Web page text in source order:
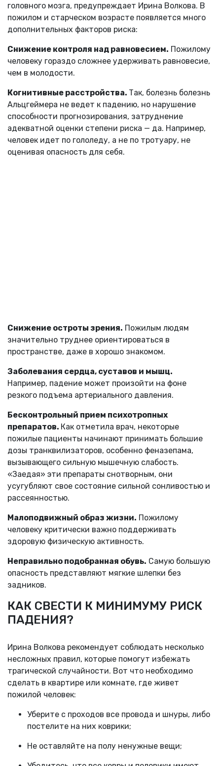
головного мозга, предупреждает Ирина Волкова. В
пожилом и старческом возрасте появляется много
дополнительных факторов риска:
Снижение контроля над равновесием. Пожилому
человеку гораздо сложнее удерживать равновесие,
чем в молодости.
Когнитивные расстройства. Так, болезнь болезнь
Альцгеймера не ведет к падению, но нарушение
способности прогнозирования, затруднение
адекватной оценки степени риска — да. Например,
человек идет по гололеду, а не по тротуару, не
оценивая опасность для себя.
Снижение остроты зрения. Пожилым людям
значительно труднее ориентироваться в
пространстве, даже в хорошо знакомом.
Заболевания сердца, суставов и мышц.
Например, падение может произойти на фоне
резкого подъема артериального давления.
Бесконтрольный прием психотропных
препаратов. Как отметила врач, некоторые
пожилые пациенты начинают принимать большие
дозы транквилизаторов, особенно феназепама,
вызывающего сильную мышечную слабость.
«Заедая» эти препараты снотворным, они
усугубляют свое состояние сильной сонливостью и
рассеянностью.
Малоподвижный образ жизни. Пожилому
человеку критически важно поддерживать
здоровую физическую активность.
Неправильно подобранная обувь. Самую большую
опасность представляют мягкие шлепки без
задников.
КАК СВЕСТИ К МИНИМУМУ РИСК
ПАДЕНИЯ?
Ирина Волкова рекомендует соблюдать несколько
несложных правил, которые помогут избежать
трагической случайности. Вот что необходимо
сделать в квартире или комнате, где живет
пожилой человек:
Уберите с проходов все провода и шнуры, либо
постелите на них коврики;
Не оставляйте на полу ненужные вещи;